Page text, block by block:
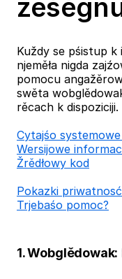
Kuždy se pśistup
njeměła nigda
pomocu
swěta
rěcach k dispoziciji.
Cytajśo
Wersijowe
Žrědłowy kod
Pokazki
Trjebaśo pomoc?
1. Wobglědowak: